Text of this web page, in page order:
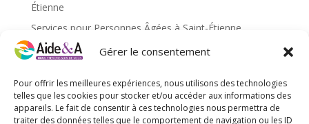
Gérer le consentement
Pour offrir les meilleures expériences, nous utilisons des technologies
telles que les cookies pour stocker et/ou accéder aux informations des
appareils. Le fait de consentir à ces technologies nous permettra de
traiter des données telles que le comportement de navigation ou les ID
Étienne
Services pour Personnes Âgées à Saint-Étienne
Services pour personnes âgées caluire et cuire
Services pour personnes âgées Villefranche-sur-Saône